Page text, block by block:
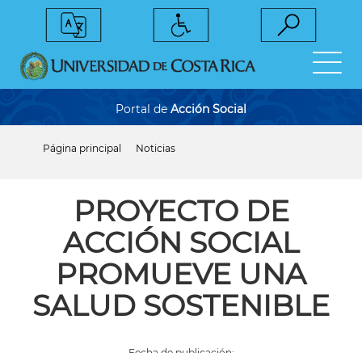
Portal de Acción Social
navegación
Página principal Noticias
PROYECTO DE
ACCIÓN SOCIAL
PROMUEVE UNA
SALUD SOSTENIBLE